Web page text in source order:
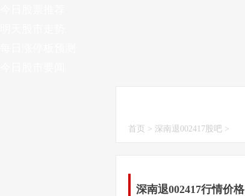
首页 > 深南退002417股吧 >
深南退002417行情价格